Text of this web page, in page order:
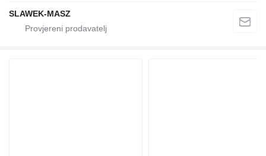
SLAWEK-MASZ